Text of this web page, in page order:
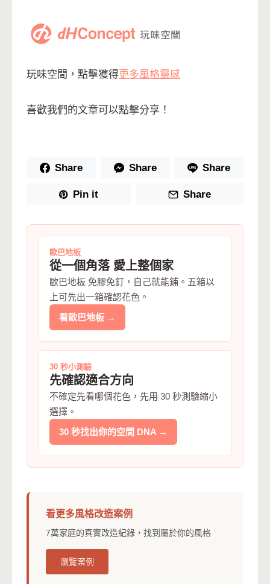
玩味空間，點擊獲得更多風格靈感
喜歡我們的文章可以點擊分享！
Share Share Share
Pin it Share
歐巴地板
從一個角落 愛上整個家
歐巴地板 免膠免釘，自己就能鋪。五箱以
上可先出一箱確認花色。
看歐巴地板 →
30 秒小測驗
先確認適合方向
不確定先看哪個花色，先用 30 秒測驗縮小
選擇。
30 秒找出你的空間 DNA →
看更多風格改造案例
7萬家庭的真實改造紀錄，找到屬於你的風格
瀏覽案例